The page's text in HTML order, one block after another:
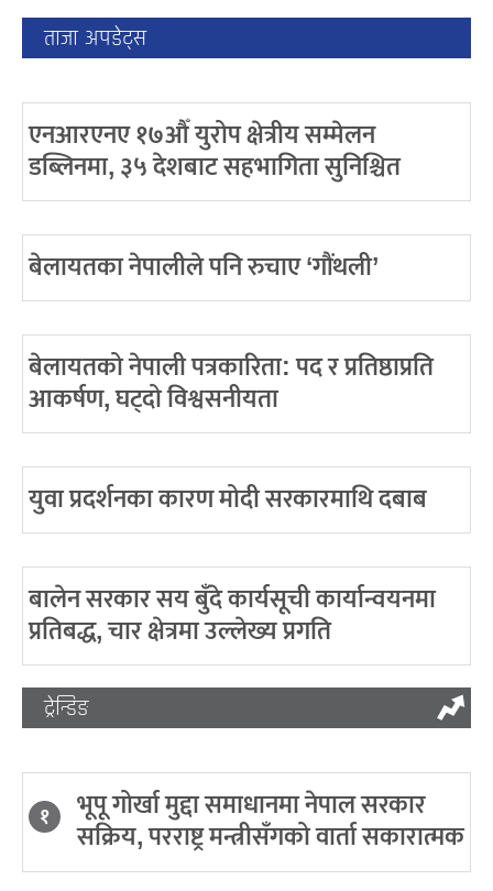
ताजा अपडेट्स
एनआरएनए १७औँ युरोप क्षेत्रीय सम्मेलन
डब्लिनमा, ३५ देशबाट सहभागिता सुनिश्चित
बेलायतका नेपालीले पनि रुचाए ‘गौंथली’
बेलायतको नेपाली पत्रकारिता: पद र प्रतिष्ठाप्रति
आकर्षण, घट्दो विश्वसनीयता
युवा प्रदर्शनका कारण मोदी सरकारमाथि दबाब
बालेन सरकार सय बुँदे कार्यसूची कार्यान्वयनमा
प्रतिबद्ध, चार क्षेत्रमा उल्लेख्य प्रगति
ट्रेन्डिङ
१ भूपू गोर्खा मुद्दा समाधानमा नेपाल सरकार
सक्रिय, परराष्ट्र मन्त्रीसँगको वार्ता सकारात्मक